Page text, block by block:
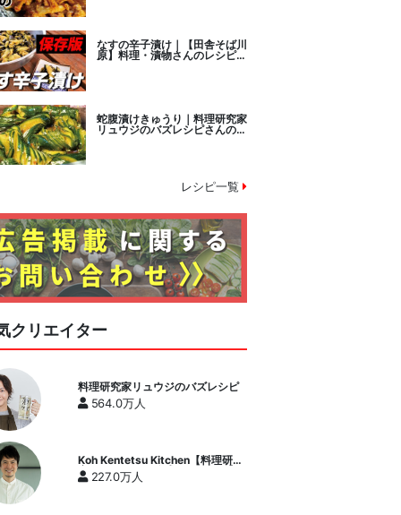
なすの辛子漬け｜【田舎そば川
原】料理・漬物さんのレシピ書
蛇腹漬けきゅうり｜料理研究家
リュウジのバズレシピさんのレ
シピ書き起こし
レシピ一覧
クリエイター
料理研究家リュウジのバズレシピ
564.0万人
Koh Kentetsu Kitchen【料理研究
家コウケンテツ公式チャンネル】
227.0万人